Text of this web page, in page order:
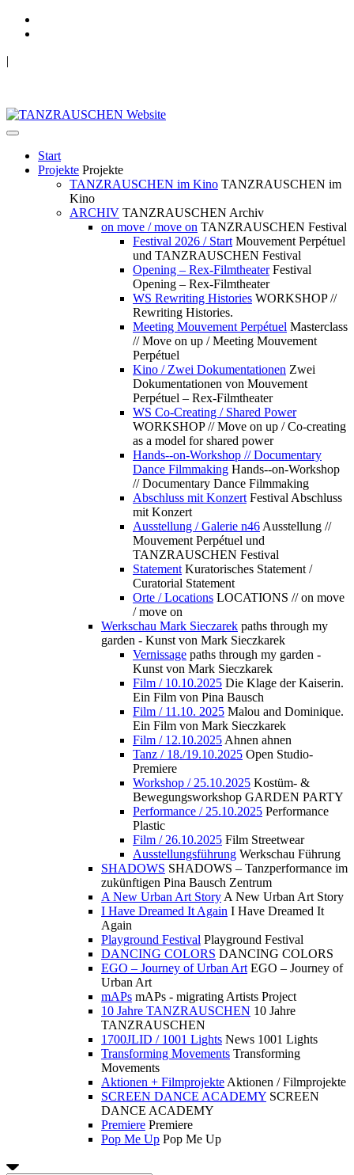
|
Start
Projekte Projekte
TANZRAUSCHEN im Kino TANZRAUSCHEN im
Kino
ARCHIV TANZRAUSCHEN Archiv
on move / move on TANZRAUSCHEN Festival
Festival 2026 / Start Mouvement Perpétuel
und TANZRAUSCHEN Festival
Opening – Rex-Filmtheater Festival
Opening – Rex-Filmtheater
WS Rewriting Histories WORKSHOP //
Rewriting Histories.
Meeting Mouvement Perpétuel Masterclass
// Move on up / Meeting Mouvement
Perpétuel
Kino / Zwei Dokumentationen Zwei
Dokumentationen von Mouvement
Perpétuel – Rex-Filmtheater
WS Co-Creating / Shared Power
WORKSHOP // Move on up / Co-creating
as a model for shared power
Hands--on-Workshop // Documentary
Dance Filmmaking Hands--on-Workshop
// Documentary Dance Filmmaking
Abschluss mit Konzert Festival Abschluss
mit Konzert
Ausstellung / Galerie n46 Ausstellung //
Mouvement Perpétuel und
TANZRAUSCHEN Festival
Statement Kuratorisches Statement /
Curatorial Statement
Orte / Locations LOCATIONS // on move
/ move on
Werkschau Mark Sieczarek paths through my
garden - Kunst von Mark Sieczkarek
Vernissage paths through my garden -
Kunst von Mark Sieczkarek
Film / 10.10.2025 Die Klage der Kaiserin.
Ein Film von Pina Bausch
Film / 11.10. 2025 Malou and Dominique.
Ein Film von Mark Sieczkarek
Film / 12.10.2025 Ahnen ahnen
Tanz / 18./19.10.2025 Open Studio-
Premiere
Workshop / 25.10.2025 Kostüm- &
Bewegungsworkshop GARDEN PARTY
Performance / 25.10.2025 Performance
Plastic
Film / 26.10.2025 Film Streetwear
Ausstellungsführung Werkschau Führung
SHADOWS SHADOWS – Tanzperformance im
zukünftigen Pina Bausch Zentrum
A New Urban Art Story A New Urban Art Story
I Have Dreamed It Again I Have Dreamed It
Again
Playground Festival Playground Festival
DANCING COLORS DANCING COLORS
EGO – Journey of Urban Art EGO – Journey of
Urban Art
mAPs mAPs - migrating Artists Project
10 Jahre TANZRAUSCHEN 10 Jahre
TANZRAUSCHEN
1700JLID / 1001 Lights News 1001 Lights
Transforming Movements Transforming
Movements
Aktionen + Filmprojekte Aktionen / Filmprojekte
SCREEN DANCE ACADEMY SCREEN
DANCE ACADEMY
Premiere Premiere
Pop Me Up Pop Me Up